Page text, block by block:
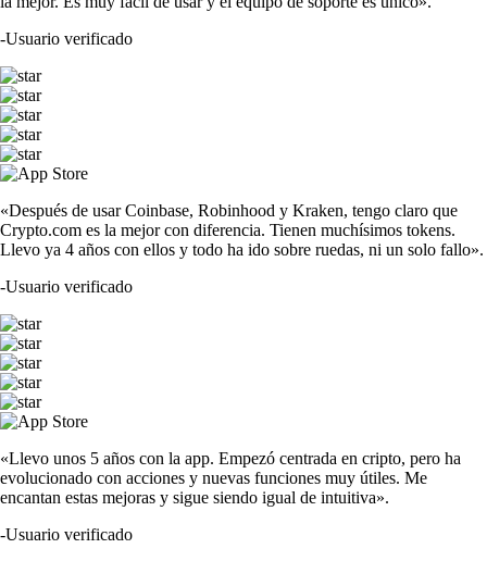
-Usuario verificado
«Después de usar Coinbase, Robinhood y Kraken, tengo claro que
Crypto.com es la mejor con diferencia. Tienen muchísimos tokens.
Llevo ya 4 años con ellos y todo ha ido sobre ruedas, ni un solo fallo».
-Usuario verificado
«Llevo unos 5 años con la app. Empezó centrada en cripto, pero ha
evolucionado con acciones y nuevas funciones muy útiles. Me
encantan estas mejoras y sigue siendo igual de intuitiva».
-Usuario verificado